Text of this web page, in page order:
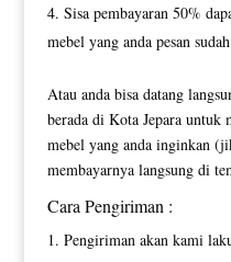
Sisa pembayaran 50%
mebel yang anda pesan
Atau anda bisa datang
berada di Kota Jepara untuk
mebel yang anda inginkan
membayarnya langsung di
Cara Pengiriman :
Pengiriman akan kami